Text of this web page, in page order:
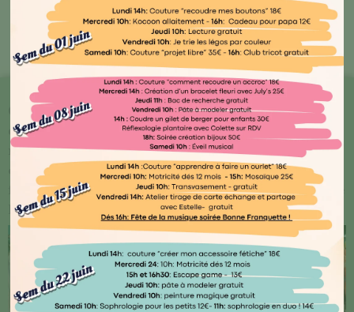
Bout'🖤 Kocoon
Chez Kocoon Family, chaque détail compte ! Plongez
dans notre univers où qualité et originalité se
rencontrent. Explorez notre vaste gamme de produits
conçus avec amour par des artisans normands ou
français, ainsi que des marques renommées telles que
Djego et Le Petit Souk.